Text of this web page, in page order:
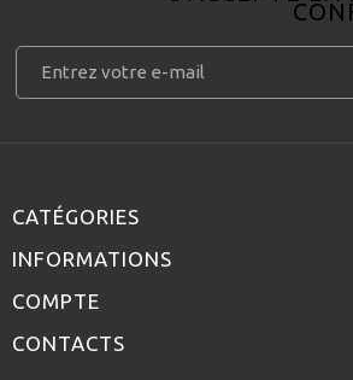
CATÉGORIES
INFORMATIONS
COMPTE
CONTACTS